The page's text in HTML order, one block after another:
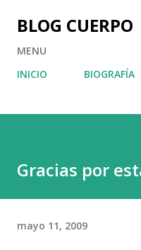
Ir al
BLOG CUERPO
MENU
INICIO
BIOGRAFÍA
Gracias por
mayo 11, 2009